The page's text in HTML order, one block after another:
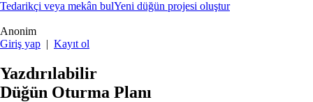
Tedarikçi veya mekân bulYeni düğün projesi oluştur
Anonim
Giriş yap | Kayıt ol
Yazdırılabilir
Düğün Oturma Planı